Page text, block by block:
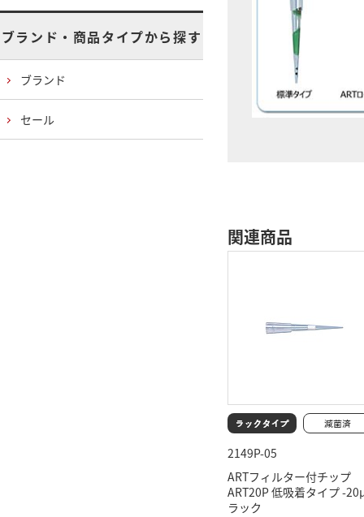
関連商品
2149P-05
ARTフィルター付チップ
ART20P 低吸着タイプ -
ラック
ブランド・商品タイプから探す
ブランド
セール